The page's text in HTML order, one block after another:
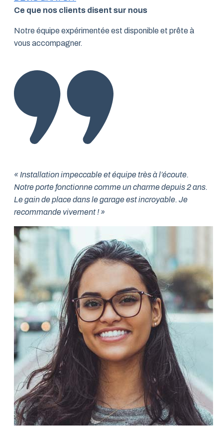
Ce que nos clients disent sur nous
Notre équipe expérimentée est disponible et prête à
vous accompagner.
« Installation impeccable et équipe très à l’écoute.
Notre porte fonctionne comme un charme depuis 2 ans.
Le gain de place dans le garage est incroyable. Je
recommande vivement ! »